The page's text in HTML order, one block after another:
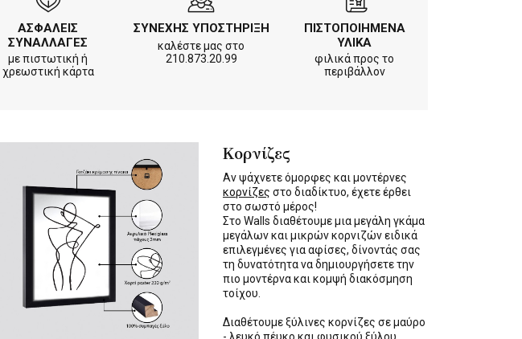
ΑΣΦΑΛΕΙΣ
ΣΥΝΑΛΛΑΓΕΣ
με πιστωτική ή
χρεωστική κάρτα
ΣΥΝΕΧΗΣ ΥΠΟΣΤΗΡΙΞΗ
καλέστε μας στο
210.873.20.99
ΠΙΣΤΟΠΟΙΗΜΕΝΑ
ΥΛΙΚΑ
φιλικά προς το
περιβάλλον
Κορνίζες
Αν ψάχνετε όμορφες και μοντέρνες
κορνίζες στο διαδίκτυο, έχετε έρθει
στο σωστό μέρος!
Στο Walls διαθέτουμε μια μεγάλη γκάμα
μεγάλων και μικρών κορνιζών ειδικά
επιλεγμένες για αφίσες, δίνοντάς σας
τη δυνατότητα να δημιουργήσετε την
πιο μοντέρνα και κομψή διακόσμηση
τοίχου.
Διαθέτουμε ξύλινες κορνίζες σε μαύρο